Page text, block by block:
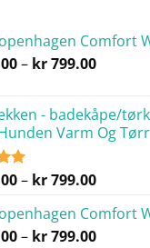
Comfort
– kr799.00
kr
- badekåpe/
Varm Og Tørr
– kr799.00
til
kr 799.00
Comfort
– kr799.00